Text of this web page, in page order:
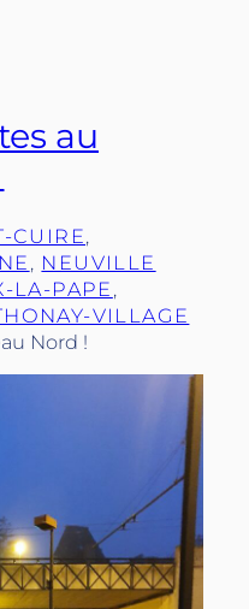
au
CUIRE
, NEUVILLE
LA-PAPE
VILLAGE
Nord !